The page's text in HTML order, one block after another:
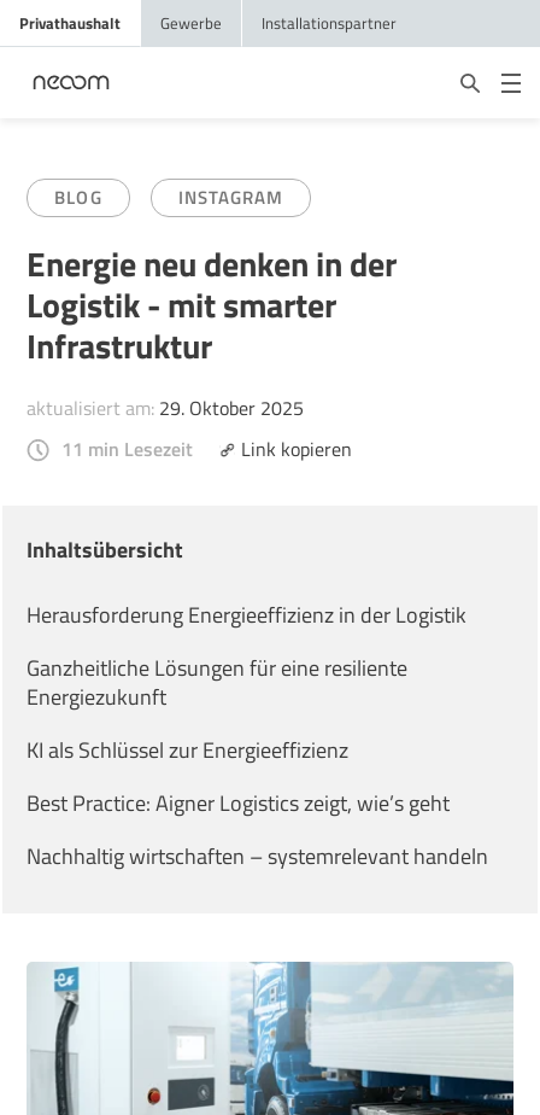
Privathaushalt Gewerbe Installationspartner
BLOG INSTAGRAM
Energie neu denken in der
Logistik - mit smarter
Infrastruktur
aktualisiert am: 29. Oktober 2025
11 min Lesezeit
Link kopieren
Inhaltsübersicht
Herausforderung Energieeffizienz in der Logistik
Ganzheitliche Lösungen für eine resiliente
Energiezukunft
KI als Schlüssel zur Energieeffizienz
Best Practice: Aigner Logistics zeigt, wie’s geht
Nachhaltig wirtschaften – systemrelevant handeln